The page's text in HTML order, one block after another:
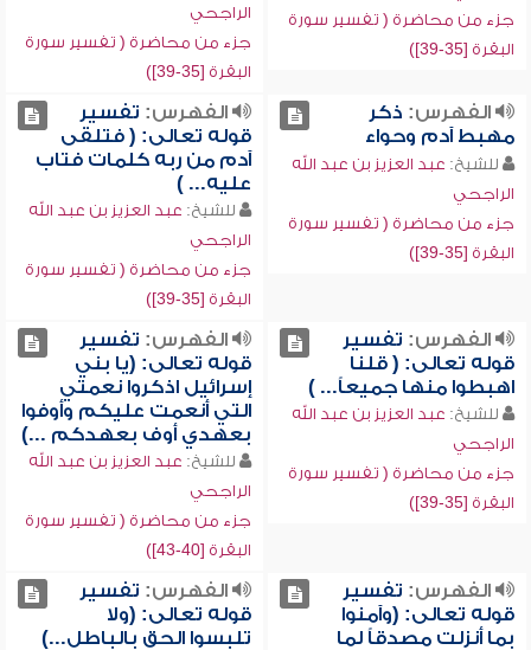
جزء من محاضرة ( تفسير سورة
البقرة [35-39])
الراجحي
جزء من محاضرة ( تفسير سورة
البقرة [35-39])
الفهرس: ذكر
مهبط آدم وحواء
للشيخ: عبد العزيز بن عبد الله
الراجحي
جزء من محاضرة ( تفسير سورة
البقرة [35-39])
الفهرس: تفسير
قوله تعالى: ( فتلقى
آدم من ربه كلمات فتاب
عليه... )
للشيخ: عبد العزيز بن عبد الله
الراجحي
جزء من محاضرة ( تفسير سورة
البقرة [35-39])
الفهرس: تفسير
قوله تعالى: ( قلنا
اهبطوا منها جميعاً... )
للشيخ: عبد العزيز بن عبد الله
الراجحي
جزء من محاضرة ( تفسير سورة
البقرة [35-39])
الفهرس: تفسير
قوله تعالى: (يا بني
إسرائيل اذكروا نعمتي
التي أنعمت عليكم وأوفوا
بعهدي أوف بعهدكم ...)
للشيخ: عبد العزيز بن عبد الله
الراجحي
جزء من محاضرة ( تفسير سورة
البقرة [40-43])
الفهرس: تفسير
قوله تعالى: (وآمنوا
بما أنزلت مصدقاً لما
الفهرس: تفسير
قوله تعالى: (ولا
تلبسوا الحق بالباطل...)